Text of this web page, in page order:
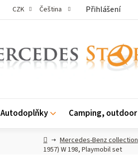
CZK Čeština Přihlášení
Autodoplňky Camping, outdoor
DomůMercedes-Benz collection
1957) W 198, Playmobil set